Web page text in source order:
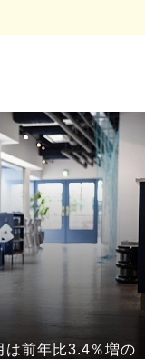
は前年比3.4％増の